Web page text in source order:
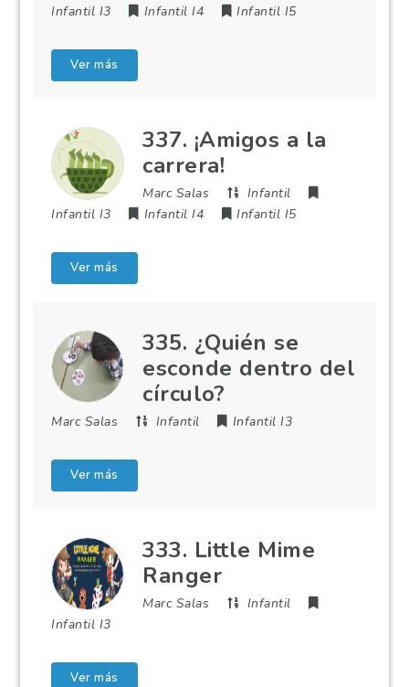
Infantil I3
Infantil I4 Infantil I5
Ver más
337. ¡Amigos a la
carrera!
Marc Salas
Infantil
Infantil I3
Infantil I4 Infantil I5
Ver más
335. ¿Quién se
esconde dentro del
círculo?
Marc Salas Infantil Infantil I3
Ver más
333. Little Mime
Ranger
Marc Salas
Infantil
Infantil I3
Ver más